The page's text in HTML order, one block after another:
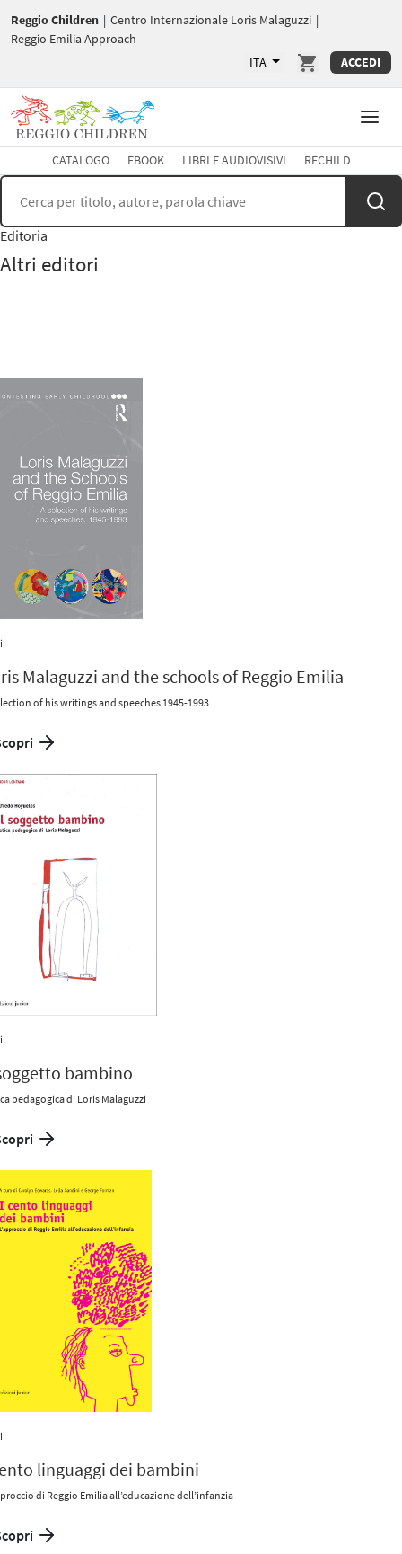
Reggio Children | Centro Internazionale Loris Malaguzzi |
Reggio Emilia Approach
ITA
ACCEDI
CATALOGO EBOOK LIBRI E AUDIOVISIVI RECHILD
Editoria
Altri editori
Malaguzzi and the schools of Reggio Emilia
of his writings and speeches 1945-1993
bambino
pedagogica di Loris Malaguzzi
linguaggi dei bambini
di Reggio Emilia all’educazione dell’infanzia